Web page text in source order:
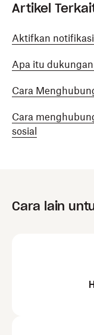
Artikel
Aktifkan
Apa itu
Cara
Cara
sosial
Cara lain